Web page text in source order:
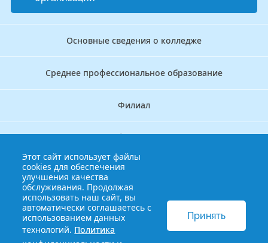
Основные сведения о колледже
Среднее профессиональное образование
Филиал
Дополнительное профессиональное образование
Аккредитационно — симуляционный центр
Бережливый колледж
Этот сайт использует файлы
cookies для обеспечения
улучшения качества
обслуживания. Продолжая
использовать наш сайт, вы
автоматически соглашаетесь с
использованием данных
технологий. Политика
Принять